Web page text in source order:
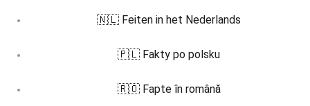
🇳🇱 Feiten in het Nederlands
🇵🇱 Fakty po polsku
🇷🇴 Fapte în română